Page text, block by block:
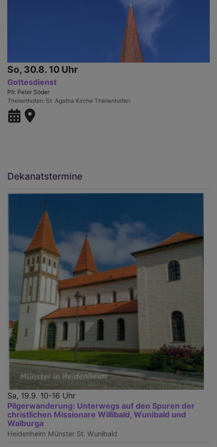
So, 30.8. 10 Uhr
Gottesdienst
Pfr. Peter Söder
Theilenhofen St. Agatha Kirche Theilenhofen
Dekanatstermine
Sa, 19.9. 10-16 Uhr
Pilgerwanderung: Unterwegs auf den Spuren der
christlichen Missionare Willibald, Wunibald und
Walburga
Heidenheim Münster St. Wunibald